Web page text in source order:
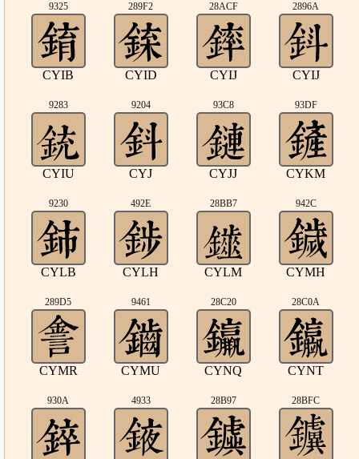
9325
CYIB
289F2
CYID
28ACF
CYIJ
2896A
CYIJ
9283
CYIU
9204
CYJ
93C8
CYJJ
93DF
CYKM
9230
CYLB
492E
CYLH
28BB7
CYLM
942C
CYMH
289D5
CYMR
9461
CYMU
28C20
CYNQ
28C0A
CYNT
930A 4933 28B97 28BFC